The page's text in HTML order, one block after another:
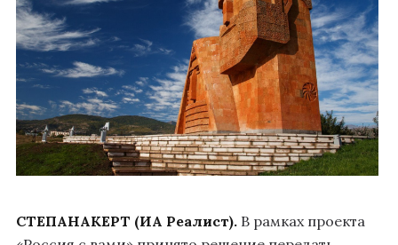
СТЕПАНАКЕРТ (ИА Реалист). В рамках проекта